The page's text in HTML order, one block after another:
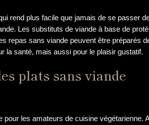
rend plus facile que jamais de se passer
Les substituts de viande à base de
repas sans viande peuvent être préparés
la santé, mais aussi pour le plaisir gustatif.
plats sans viande
les amateurs de cuisine végétarienne.